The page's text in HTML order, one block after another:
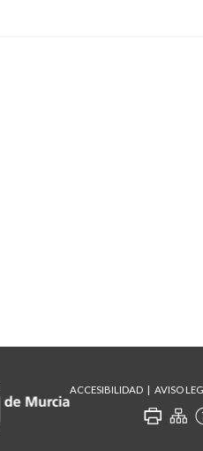
ACCESIBILIDAD AVISO